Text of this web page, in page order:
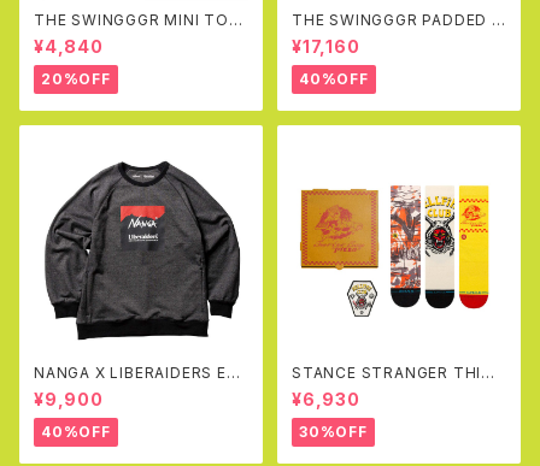
THE SWINGGGR MINI TOT
EBAG, BLACK
¥4,840
20%OFF
THE SWINGGGR PADDED R
EVERSIBLE JK (BLACK&GR
AY)
¥17,160
40%OFF
NANGA X LIBERAIDERS EC
O HYBRID SWEAT SHIRT(B
LACK)
¥9,900
40%OFF
STANCE STRANGER THING
S X STANCE CREW SOCKS
BOX SET
¥6,930
30%OFF